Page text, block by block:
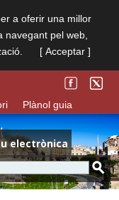
a oferir una millor
navegant pel web,
[ Acceptar ]
Plànol guia
electrònica